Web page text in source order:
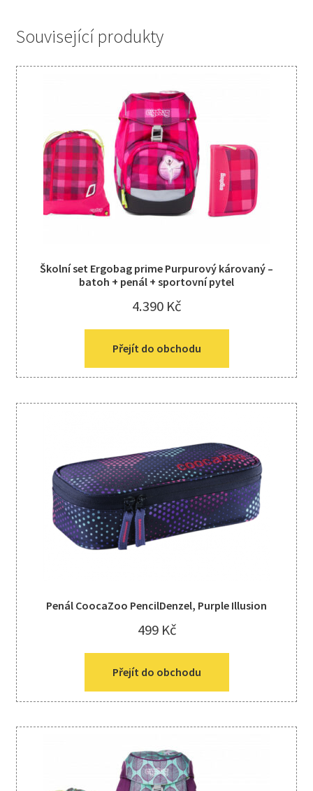
Související produkty
Školní set Ergobag prime Purpurový károvaný –
batoh + penál + sportovní pytel
4.390 Kč
Přejít do obchodu
Penál CoocaZoo PencilDenzel, Purple Illusion
499 Kč
Přejít do obchodu